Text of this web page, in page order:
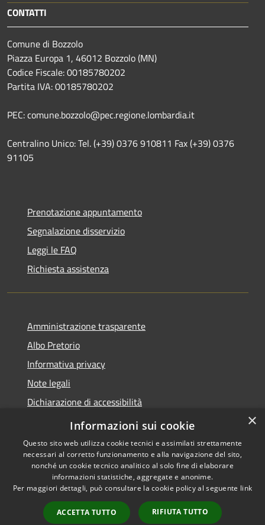
CONTATTI
Comune di Bozzolo
Piazza Europa 1, 46012 Bozzolo (MN)
Codice Fiscale: 00185780202
Partita IVA: 00185780202
PEC: comune.bozzolo@pec.regione.lombardia.it
Centralino Unico: Tel. (+39) 0376 910811 Fax (+39) 0376
91105
Prenotazione appuntamento
Segnalazione disservizio
Leggi le FAQ
Richiesta assistenza
Amministrazione trasparente
Albo Pretorio
Informativa privacy
Note legali
Dichiarazione di accessibilità
Whistleblowing
Accessibilità
Copyright © 2026 • Comune di
Bozzolo • Powered by
Municipium•
Accesso
×
Informazioni sui cookie
Questo sito web utilizza cookie tecnici e assimilati strettamente
necessari al corretto funzionamento e alla navigazione del sito,
nonché un cookie tecnico analitico al solo fine di elaborare
informazioni statistiche, aggregate e anonime.
Per maggiori dettagli, può consultare la cookie policy al seguente link
ACCETTA TUTTO RIFIUTA TUTTO